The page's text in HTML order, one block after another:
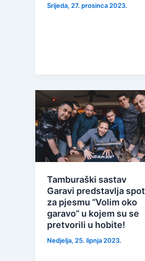
Srijeda, 27. prosinca 2023.
Tamburaški sastav
Garavi predstavlja spot
za pjesmu “Volim oko
garavo” u kojem su se
pretvorili u hobite!
Nedjelja, 25. lipnja 2023.